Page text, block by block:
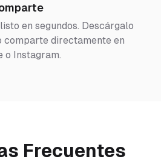
en segundos. Descárgalo
comparte directamente en
o Instagram.
Frecuentes